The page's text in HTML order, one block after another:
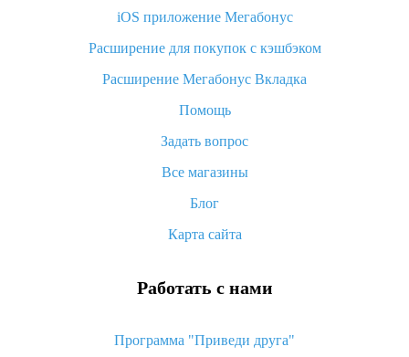
Что такое баллы на Алиэкспресс, как их получить и
«AliExpress Standard Shipping»: что это за метод доставки и
как его отслеживать
Как покупать оптом на Алиэкспресс
Что делать, если не пришел товар с Алиэкспресс
возврата денег
iOS приложение Мегабонус
Расширение для покупок с кэшбэком
Расширение Мегабонус Вкладка
Помощь
Задать вопрос
Все магазины
Блог
Карта сайта
Работать с нами
Программа "Приведи друга"